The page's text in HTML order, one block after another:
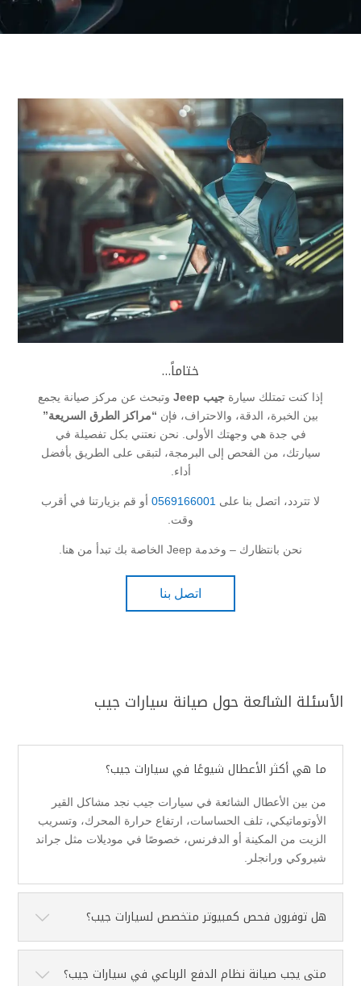
ختاماً…
إذا كنت تمتلك سيارة جيب Jeep
وتبحث عن مركز صيانة يجمع
بين الخبرة، الدقة، والاحتراف، فإن “مراكز الطرق السريعة”
في جدة هي وجهتك الأولى. نحن نعتني بكل تفصيلة في
سيارتك، من الفحص إلى البرمجة، لتبقى على الطريق بأفضل
أداء.
لا تتردد، اتصل بنا على 0569166001 أو قم بزيارتنا في أقرب
وقت.
نحن بانتظارك – وخدمة Jeep الخاصة بك تبدأ من هنا.
اتصل بنا
الأسئلة الشائعة حول صيانة سيارات جيب
ما هي أكثر الأعطال شيوعًا في سيارات جيب؟
من بين الأعطال الشائعة في سيارات جيب نجد مشاكل القير
الأوتوماتيكي، تلف الحساسات، ارتفاع حرارة المحرك، وتسريب
الزيت من المكينة أو الدفرنس، خصوصًا في موديلات مثل جراند
شيروكي ورانجلر.
هل توفرون فحص كمبيوتر متخصص لسيارات جيب؟
متى يجب صيانة نظام الدفع الرباعي في سيارات جيب؟